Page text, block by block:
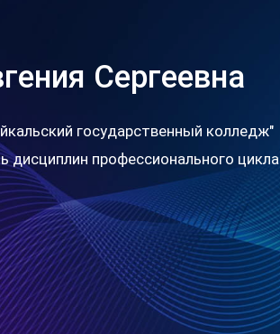
Сергеевна
государственный колледж"
дисциплин профессионального цикла